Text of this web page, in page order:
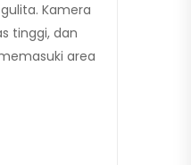
Kamera
tinggi, dan
area